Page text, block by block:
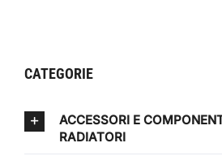
CATEGORIE
ACCESSORI E
RADIATORI